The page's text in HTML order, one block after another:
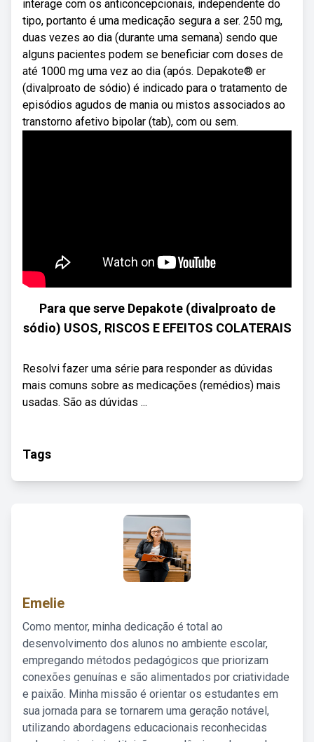
interage com os anticoncepcionais, independente do
tipo, portanto é uma medicação segura a ser. 250 mg,
duas vezes ao dia (durante uma semana) sendo que
alguns pacientes podem se beneficiar com doses de
até 1000 mg uma vez ao dia (após. Depakote® er
(divalproato de sódio) é indicado para o tratamento de
episódios agudos de mania ou mistos associados ao
transtorno afetivo bipolar (tab), com ou sem.
Para que serve Depakote (divalproato de
sódio) USOS, RISCOS E EFEITOS COLATERAIS
Resolvi fazer uma série para responder as dúvidas
mais comuns sobre as medicações (remédios) mais
usadas. São as dúvidas ...
Tags
Emelie
Como mentor, minha dedicação é total ao
desenvolvimento dos alunos no ambiente escolar,
empregando métodos pedagógicos que priorizam
conexões genuínas e são alimentados por criatividade
e paixão. Minha missão é orientar os estudantes em
sua jornada para se tornarem uma geração notável,
utilizando abordagens educacionais reconhecidas